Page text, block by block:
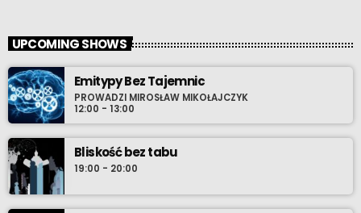
UPCOMING SHOWS
Emitypy Bez Tajemnic
PROWADZI MIROSŁAW MIKOŁAJCZYK
12:00 - 13:00
Bliskość bez tabu
19:00 - 20:00